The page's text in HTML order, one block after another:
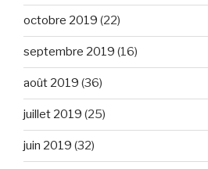
octobre 2019 (22)
septembre 2019 (16)
août 2019 (36)
juillet 2019 (25)
juin 2019 (32)